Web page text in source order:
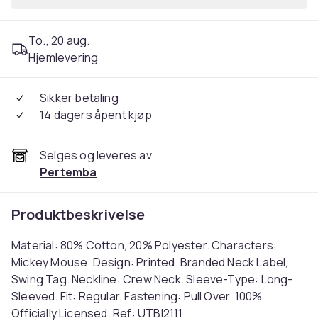
To., 20 aug.
Hjemlevering
Sikker betaling
14 dagers åpent kjøp
Selges og leveres av
Pertemba
Produktbeskrivelse
Material: 80% Cotton, 20% Polyester. Characters:
Mickey Mouse. Design: Printed. Branded Neck Label,
Swing Tag. Neckline: Crew Neck. Sleeve-Type: Long-
Sleeved. Fit: Regular. Fastening: Pull Over. 100%
Officially Licensed. Ref: UTBI2111